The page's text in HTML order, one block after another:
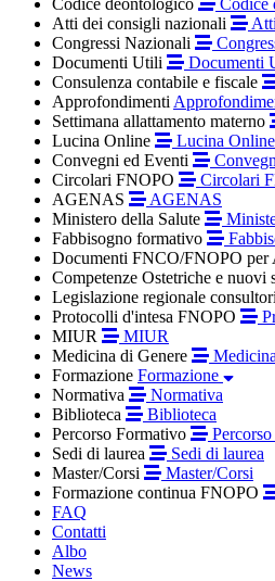
Atti dei consigli nazionali
Congressi Nazionali
Documenti Utili
Documenti
Consulenza contabile e fiscale
Approfondimenti
Settimana allattamento materno
Lucina Online
Lucina Online
Convegni ed Eventi
Circolari FNOPO
Circolari
AGENAS
AGENAS
Ministero della Salute
Fabbisogno formativo
Documenti FNCO/FNOPO per
Competenze Ostetriche e nuovi
Legislazione regionale consultori
Protocolli d'intesa FNOPO
MIUR
MIUR
Medicina di Genere
Formazione Formazione
Normativa
Normativa
Biblioteca
Biblioteca
Percorso Formativo
Sedi di laurea
Sedi di laurea
Master/Corsi
Master/Corsi
Formazione continua FNOPO
FAQ
Contatti
Albo
News